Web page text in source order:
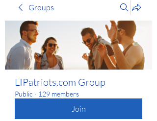
Groups
LIPatriots.com Group
Public · 129 members
Join